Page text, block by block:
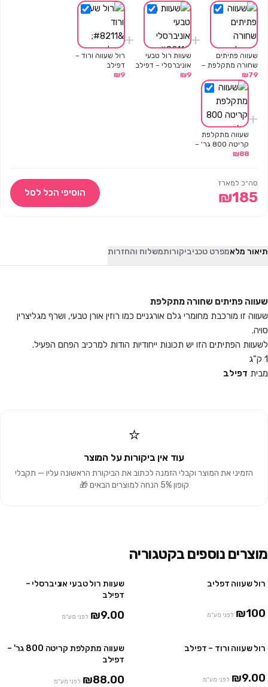
שעווה פתיתים
שחורה מתקלפת –
1 ק"ג – דפילב
₪79
+
שעוות רול טבעי
אוניברסלי – דפילב
₪9
+
רול שעווה ורוד –
דפילב
₪9
+
שעווה מתקלפת
קריטה 800 גר' –
דפילב
₪88
סה״כ למארז
₪185 הוסיפי הכל לסל
תיאור מלאמפרט טכניביקורותמשלוח והחזרות
שעווה פתיתים שחורה מתקלפת
שעווה זו מורכבת מחומרי גלם אורגניים כמו רוזין אורן טבעי, ושרף מגליצרין
סויה.
לשעוות הפתיתים הזו יש תכונות ייחודיות הודות למרכיב הפחם הפעיל.
1 ק"ג
מבית דפילב
⭐
עוד אין ביקורות על המוצר
הזמיני את המוצר וקבלי הזמנה לכתוב את הביקורת הראשונה עליו — תקבלי
קופון 5% הנחה למוצרים הבאים 🎁
מוצרים נוספים בקטגוריה
רול שעווה דפליב
₪100 לפני מע"מ
שעוות רול טבעי אוניברסלי –
דפילב
₪9.00 לפני מע"מ
רול שעווה ורוד – דפילב
₪9.00 לפני מע"מ
שעווה מתקלפת קריטה 800 גר' –
דפילב
₪88.00 לפני מע"מ